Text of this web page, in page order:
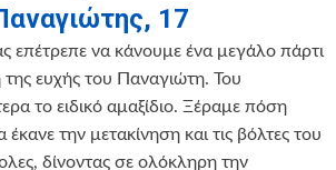
17
επέτρεπε να κάνουμε ένα μεγάλο πάρτι
ευχής του Παναγιώτη. Του
το ειδικό αμαξίδιο. Ξέραμε πόση
την μετακίνηση και τις βόλτες του
δίνοντας σε ολόκληρη την